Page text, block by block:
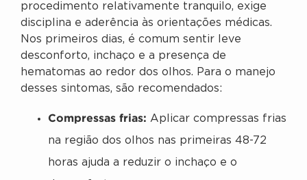
procedimento relativamente tranquilo, exige
disciplina e aderência às orientações médicas.
Nos primeiros dias, é comum sentir leve
desconforto, inchaço e a presença de
hematomas ao redor dos olhos. Para o manejo
desses sintomas, são recomendados:
Compressas frias: Aplicar compressas frias
na região dos olhos nas primeiras 48-72
horas ajuda a reduzir o inchaço e o